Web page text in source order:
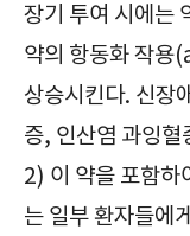
장기 투여 시에는
약의 항동화 작
상승시킨다. 신장
증, 인산염 과잉혈
2) 이 약을 포함하
는 일부 환자들에